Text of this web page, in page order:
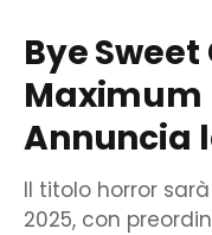
Bye
Annuncia
Il titolo horror
2025, con